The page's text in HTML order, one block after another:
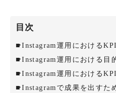
目次
Instagram運用における
Instagram運用における目
Instagram運用における
Instagramで成果を出すた